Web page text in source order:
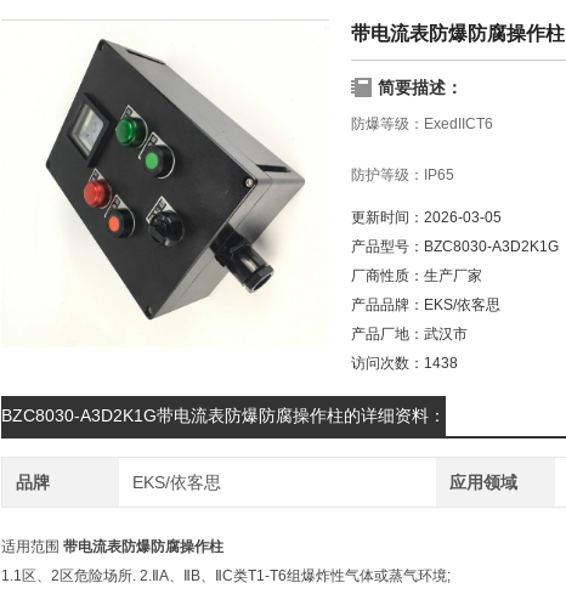
带电流表防爆防腐操作柱
简要描述：
防爆等级：ExedIICT6
防护等级：IP65
防腐等级：WF2
电流：10A
电压：220V
更新时间： 2026-03-05
产品型号： BZC8030-A3D2K1G
厂商性质： 生产厂家
产品品牌： EKS/依客思
产品厂地： 武汉市
访问次数： 1438
BZC8030-A3D2K1G带电流表防爆防腐操作柱的详细资料：
品牌 EKS/依客思 应用领域
适用范围 带电流表防爆防腐操作柱
1.1区、2区危险场所. 2.ⅡA、ⅡB、ⅡC类T1-T6组爆炸性气体或蒸气环境;